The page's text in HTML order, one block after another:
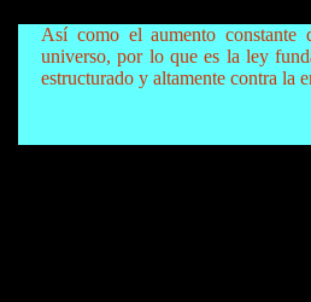
Así como el aumento
universo, por lo que es la ley
estructurado y altamente contra la